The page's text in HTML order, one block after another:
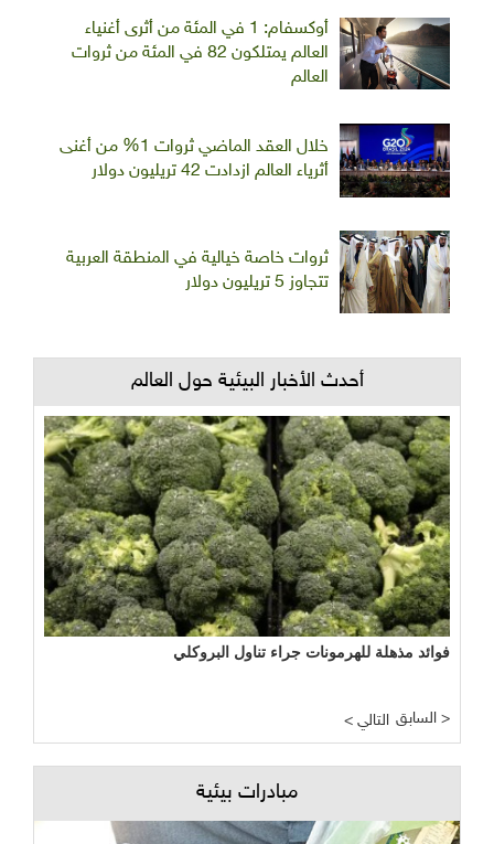
أوكسفام: 1 في المئة من أثرى أغنياء
العالم يمتلكون 82 في المئة من ثروات
العالم
خلال العقد الماضي ثروات 1% من أغنى
أثرياء العالم ازدادت 42 تريليون دولار
ثروات خاصة خيالية في المنطقة العربية
تتجاوز 5 تريليون دولار
أحدث الأخبار البيئية حول العالم
فوائد مذهلة للهرمونات جراء تناول البروكلي
< التالي السابق >
مبادرات بيئية